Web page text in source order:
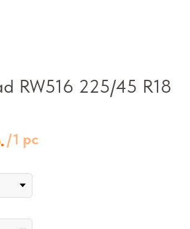
RW516 225/45 R18
/1 pc